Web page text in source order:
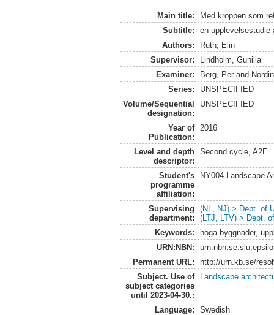
Main title:
Med kroppen som
Subtitle:
en upplevelsestudie
Authors:
Ruth, Elin
Supervisor:
Lindholm, Gunilla
Examiner:
Berg, Per and
Series:
UNSPECIFIED
Volume/Sequential
designation:
UNSPECIFIED
Year of
Publication:
2016
Level and depth
descriptor:
Second cycle, A2E
Student's
programme
affiliation:
NY004 Landscape
Supervising
department:
(NL, NJ) > Dept. of
(LTJ, LTV) > Dept.
Keywords:
höga byggnader,
URN:NBN:
Permanent URL:
http://urn.kb.se/
Subject. Use of
subject categories
until 2023-04-30.:
Landscape
Language:
Swedish